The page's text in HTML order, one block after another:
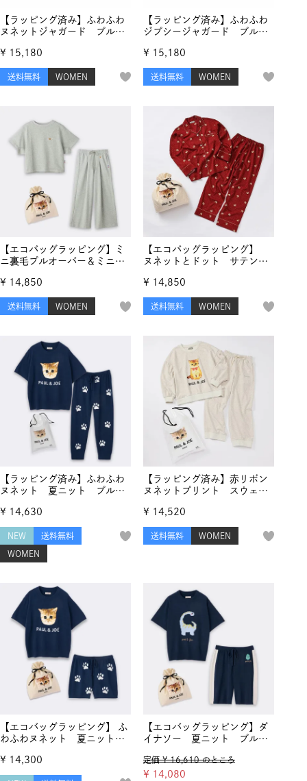
【ラッピング済み】ふわふわ
ヌネットジャガード プルオ
ガード ロングパンツ セッ
トアップ
¥ 15,180
送料無料 WOMEN
【ラッピング済み】ふわふわ
ジプシージャガード プルオ
ガード ロングパンツ セッ
トアップ
¥ 15,180
送料無料 WOMEN
【エコバッグラッピング】ミ
ニ裏毛プルオーバー＆ミニ裏
¥ 14,850
送料無料 WOMEN
【エコバッグラッピング】
ヌネットとドット サテンパ
¥ 14,850
送料無料 WOMEN
【ラッピング済み】ふわふわ
ヌネット 夏ニット プルオ
グパンツ セットアップ
¥ 14,630
NEW 送料無料
WOMEN
【ラッピング済み】赤リボン
ヌネットプリント スウェッ
¥ 14,520
送料無料 WOMEN
【エコバッグラッピング】 ふ
わふわヌネット 夏ニットプ
¥ 14,300
【エコバッグラッピング】ダ
イナソー 夏ニット プルオ
アップ
定価 ¥ 16,610 のところ
¥ 14,080